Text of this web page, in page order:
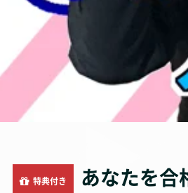
特典付き あなたを